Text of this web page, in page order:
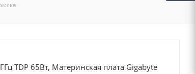
TDP 65Вт, Материнская плата Gigabyte